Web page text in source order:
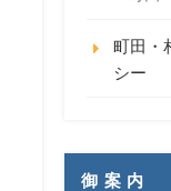
町田・
シー
御 案 内